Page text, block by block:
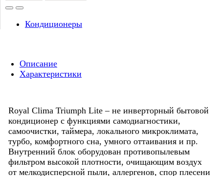
система
LITE
RC-
Кондиционеры
Описание
Характеристики
Royal Clima Triumph Lite – не инверторный бытовой
кондиционер с функциями самодиагностики,
самоочистки, таймера, локального микроклимата,
турбо, комфортного сна, умного оттаивания и пр.
Внутренний блок оборудован противопылевым
фильтром высокой плотности, очищающим воздух
от мелкодисперсной пыли, аллергенов, спор плесени